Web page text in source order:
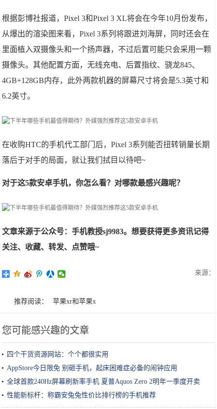
根据彭博社报道，Pixel 3和Pixel 3 XL将会在今年10月份发布，
从爆出的渲染图来看，Pixel 3系列将跟进刘海屏，同时还会在
里面植入双摄像头和一个扬声器，不过后置可能只会采用一颗
摄像头。其他配置方面，无线充电、后置指纹、骁龙845、
4GB+128GB内存，此外两款机器的屏幕尺寸将会是5.3英寸和
6.2英寸。
在收购HTC的手机代工部门后，Pixel 3系列能否扭转销量长期
落后于对手的局面，就让我们拭目以待吧~
对于这5款安卓手机，你怎么看？对哪款最感兴趣呢？
文章来源于公众号：手机教授sj9983。想要获得更多资讯记得
关注、收藏、转发、点赞哦~
来源：
推荐阅读： 苹果xr和苹果x
您可能感兴趣的文章
四个干货资源网站：个个都很实用
AppStore今日限免 别砸手机，起床困难症必备的闹钟应用
全球首款240Hz屏幕刷新率手机 夏普Aquos Zero 2明年一季度开卖
性能新标杆：称霸安兔兔性价比排行榜的手机推荐